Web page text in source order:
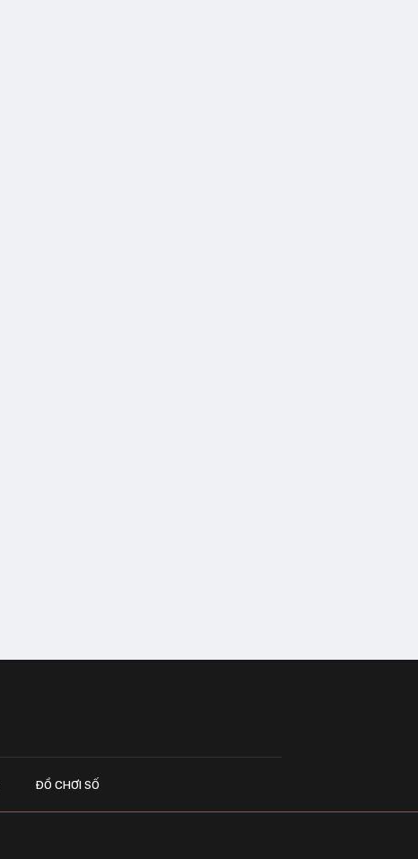
ĐỒ CHƠI SỐ